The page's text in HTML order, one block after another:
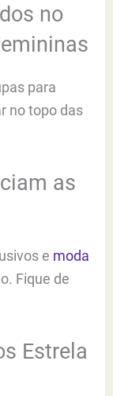
no
para
no topo das
as
e moda
Fique de
Estrela